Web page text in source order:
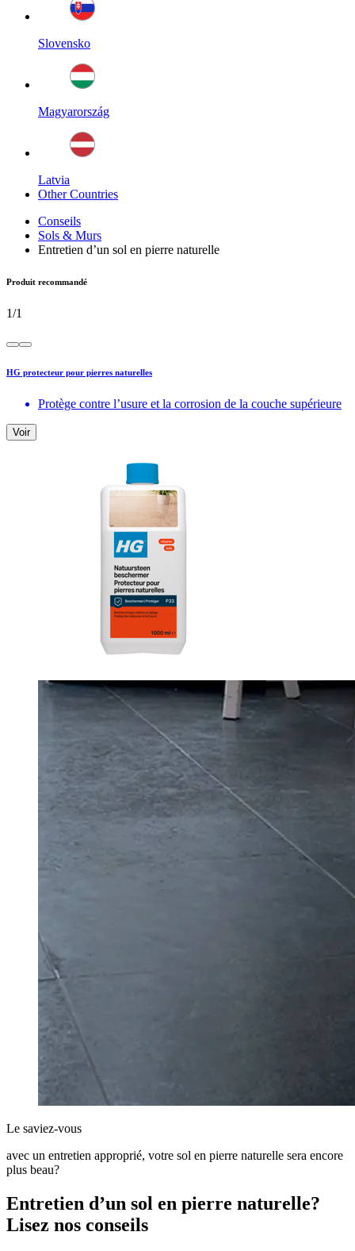
Slovensko
Magyarország
Latvia
Other Countries
Conseils
Sols & Murs
Entretien d’un sol en pierre naturelle
Produit recommandé
1/1
HG protecteur pour pierres naturelles
Protège contre l’usure et la corrosion de la couche supérieure
Voir
Le saviez-vous
avec un entretien approprié, votre sol en pierre naturelle sera encore
plus beau?
Entretien d’un sol en pierre naturelle?
Lisez nos conseils